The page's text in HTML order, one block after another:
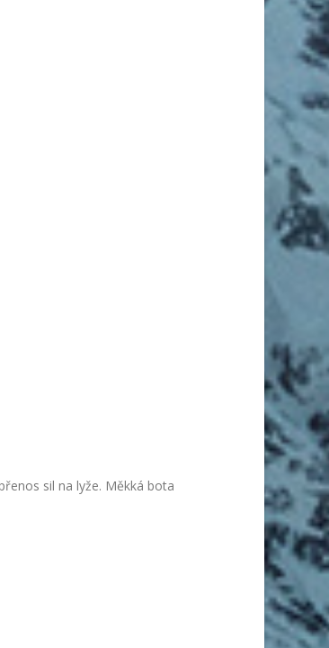
sil na lyže. Měkká bota